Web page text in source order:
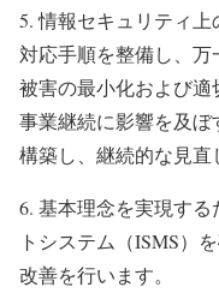
5. 情報セキュリティ
対応手順を整備し、万
被害の最小化および適
事業継続に影響を及
構築し、継続的な見直
6. 基本理念を実現す
トシステム（ISMS）
改善を行います。